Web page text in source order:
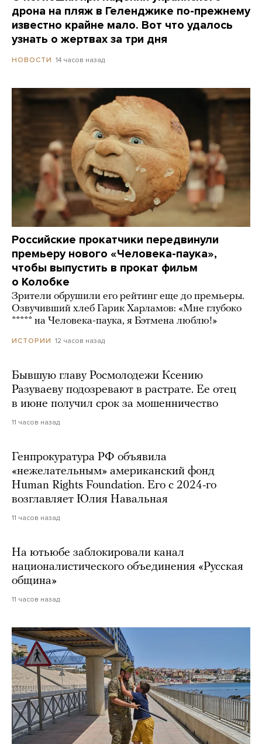
дрона на пляж в Геленджике по-прежнему
известно крайне мало. Вот что удалось
узнать о жертвах за три дня
НОВОСТИ 14 часов назад
Российские прокатчики передвинули
премьеру нового «Человека-паука»,
чтобы выпустить в прокат фильм
о Колобке
Зрители обрушили его рейтинг еще до премьеры.
Озвучивший хлеб Гарик Харламов: «Мне глубоко
***** на Человека-паука, я Бэтмена люблю!»
ИСТОРИИ 12 часов назад
Бывшую главу Росмолодежи Ксению
Разуваеву подозревают в растрате. Ее отец
в июне получил срок за мошенничество
11 часов назад
Генпрокуратура РФ объявила
«нежелательным» американский фонд
Human Rights Foundation. Его с 2024-го
возглавляет Юлия Навальная
11 часов назад
На ютьюбе заблокировали канал
националистического объединения «Русская
община»
11 часов назад